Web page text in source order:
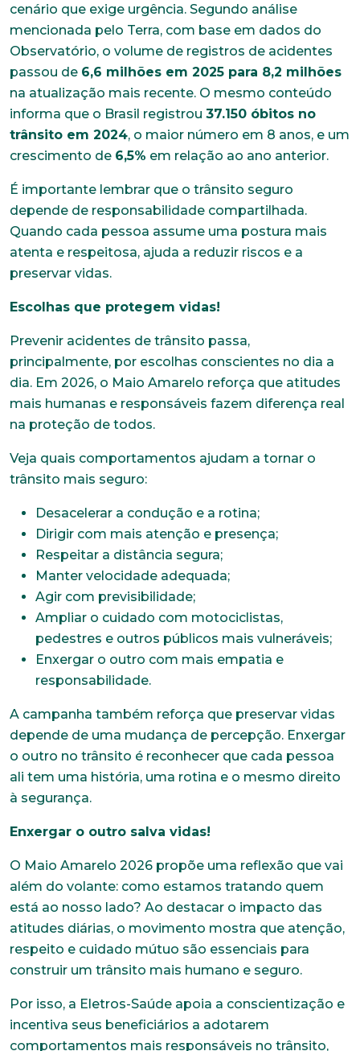
cenário que exige urgência. Segundo análise
mencionada pelo Terra, com base em dados do
Observatório, o volume de registros de acidentes
passou de 6,6 milhões em 2025 para 8,2 milhões
na atualização mais recente. O mesmo conteúdo
informa que o Brasil registrou 37.150 óbitos no
trânsito em 2024, o maior número em 8 anos, e um
crescimento de 6,5% em relação ao ano anterior.
É importante lembrar que o trânsito seguro
depende de responsabilidade compartilhada.
Quando cada pessoa assume uma postura mais
atenta e respeitosa, ajuda a reduzir riscos e a
preservar vidas.
Escolhas que protegem vidas!
Prevenir acidentes de trânsito passa,
principalmente, por escolhas conscientes no dia a
dia. Em 2026, o Maio Amarelo reforça que atitudes
mais humanas e responsáveis fazem diferença real
na proteção de todos.
Veja quais comportamentos ajudam a tornar o
trânsito mais seguro:
Desacelerar a condução e a rotina;
Dirigir com mais atenção e presença;
Respeitar a distância segura;
Manter velocidade adequada;
Agir com previsibilidade;
Ampliar o cuidado com motociclistas,
pedestres e outros públicos mais vulneráveis;
Enxergar o outro com mais empatia e
responsabilidade.
A campanha também reforça que preservar vidas
depende de uma mudança de percepção. Enxergar
o outro no trânsito é reconhecer que cada pessoa
ali tem uma história, uma rotina e o mesmo direito
à segurança.
Enxergar o outro salva vidas!
O Maio Amarelo 2026 propõe uma reflexão que vai
além do volante: como estamos tratando quem
está ao nosso lado? Ao destacar o impacto das
atitudes diárias, o movimento mostra que atenção,
respeito e cuidado mútuo são essenciais para
construir um trânsito mais humano e seguro.
Por isso, a Eletros-Saúde apoia a conscientização e
incentiva seus beneficiários a adotarem
comportamentos mais responsáveis no trânsito,
Trabalhe conosco
Faça parte de uma instituição sólida, ética e
colaboradores. Preencha todos os dados abaixo e
anexe seu currículo.
Nome completo*
E-mail*
Telefone
Endereço
Bairro